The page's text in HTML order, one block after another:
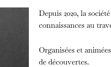
Depuis 2020, la
connaissances au
Organisées et
de découvertes.